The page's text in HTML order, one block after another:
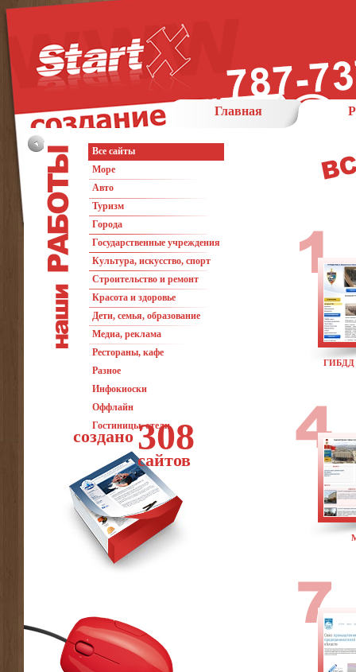
Главная
Все сайты
Море
Авто
Туризм
Города
Государственные учреждения
Культура, искусство, спорт
Строительство и ремонт
Красота и здоровье
Дети, семья, образование
Медиа, реклама
Рестораны, кафе
Разное
Инфокиоски
Оффлайн
Гостиницы, отели
создано 308
сайтов
ГИБДД